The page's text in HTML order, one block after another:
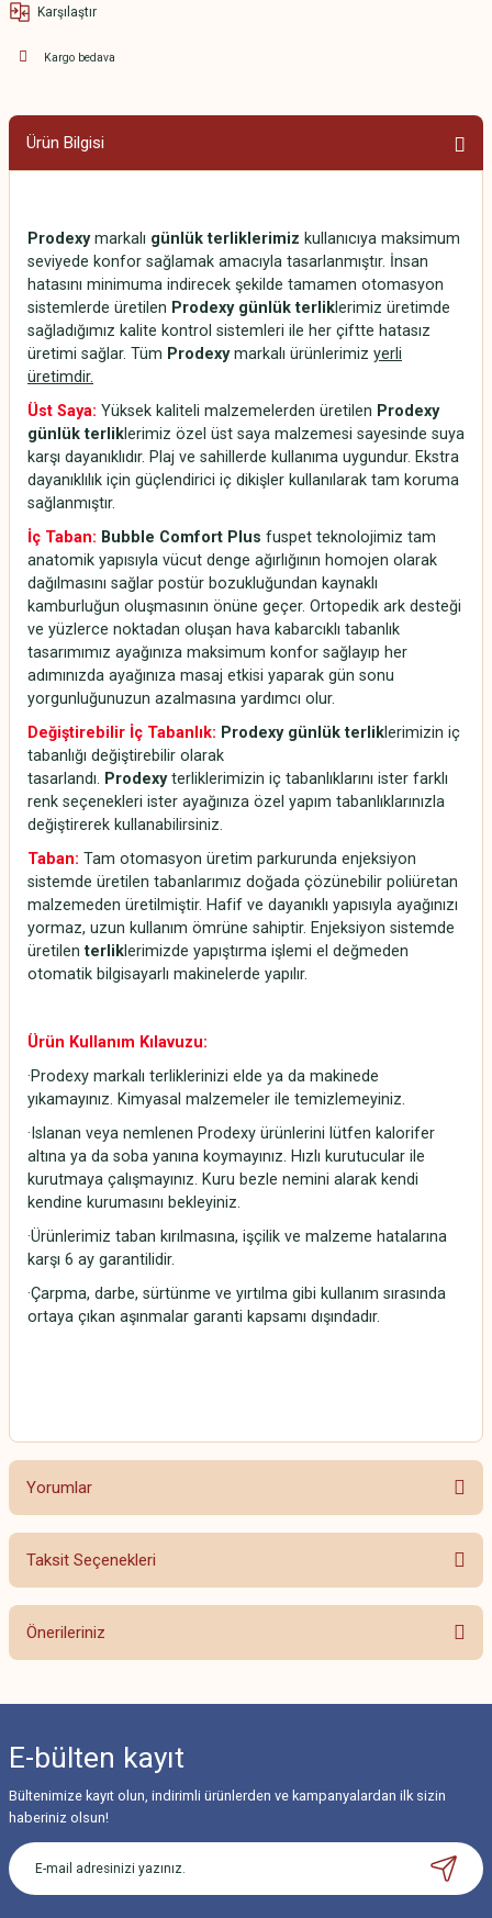
Karşılaştır
Kargo bedava
Ürün Bilgisi
Prodexymarkalı günlük terliklerimiz kullanıcıya maksimum
seviyede konfor sağlamak amacıyla tasarlanmıştır. İnsan
hatasını minimuma indirecek şekilde tamamen otomasyon
sistemlerde üretilen Prodexy günlük terliklerimiz üretimde
sağladığımız kalite kontrol sistemleri ile her çiftte hatasız
üretimi sağlar. Tüm Prodexymarkalı ürünlerimiz yerli
üretimdir.
Üst Saya: Yüksek kaliteli malzemelerden üretilen Prodexy
günlük terliklerimiz özel üst saya malzemesi sayesinde suya
karşı dayanıklıdır. Plaj ve sahillerde kullanıma uygundur. Ekstra
dayanıklılık için güçlendirici iç dikişler kullanılarak tam koruma
sağlanmıştır.
İç Taban: Bubble Comfort Plus fuspet teknolojimiz tam
anatomik yapısıyla vücut denge ağırlığının homojen olarak
dağılmasını sağlar postür bozukluğundan kaynaklı
kamburluğun oluşmasının önüne geçer. Ortopedik ark desteği
ve yüzlerce noktadan oluşan hava kabarcıklı tabanlık
tasarımımız ayağınıza maksimum konfor sağlayıp her
adımınızda ayağınıza masaj etkisi yaparak gün sonu
yorgunluğunuzun azalmasına yardımcı olur.
Değiştirebilir İç Tabanlık: Prodexy günlük terliklerimizin iç
tabanlığı değiştirebilir olarak
tasarlandı. Prodexyterliklerimizin iç tabanlıklarını ister farklı
renk seçenekleri ister ayağınıza özel yapım tabanlıklarınızla
değiştirerek kullanabilirsiniz.
Taban: Tam otomasyon üretim parkurunda enjeksiyon
sistemde üretilen tabanlarımız doğada çözünebilir poliüretan
malzemeden üretilmiştir. Hafif ve dayanıklı yapısıyla ayağınızı
yormaz, uzun kullanım ömrüne sahiptir. Enjeksiyon sistemde
üretilenterliklerimizde yapıştırma işlemi el değmeden
otomatik bilgisayarlı makinelerde yapılır.
Ürün Kullanım Kılavuzu:
·Prodexy markalı terliklerinizi elde ya da makinede
yıkamayınız. Kimyasal malzemeler ile temizlemeyiniz.
·Islanan veya nemlenen Prodexy ürünlerini lütfen kalorifer
altına ya da soba yanına koymayınız. Hızlı kurutucular ile
kurutmaya çalışmayınız. Kuru bezle nemini alarak kendi
kendine kurumasını bekleyiniz.
·Ürünlerimiz taban kırılmasına, işçilik ve malzeme hatalarına
karşı 6 ay garantilidir.
·Çarpma, darbe, sürtünme ve yırtılma gibi kullanım sırasında
ortaya çıkan aşınmalar garanti kapsamı dışındadır.
Yorumlar
Bu ürüne ilk yorumu siz yapın!
Taksit Seçenekleri
Önerileriniz
Görüş ve önerileriniz için teşekkür ederiz.
Ürün resmi kalitesiz, bozuk veya görüntülenemiyor.
Ürün açıklamasında eksik bilgiler bulunuyor.
Ürün bilgilerinde hatalar bulunuyor.
E-bülten kayıt
Bültenimize kayıt olun, indirimli ürünlerden ve kampanyalardan ilk sizin
haberiniz olsun!